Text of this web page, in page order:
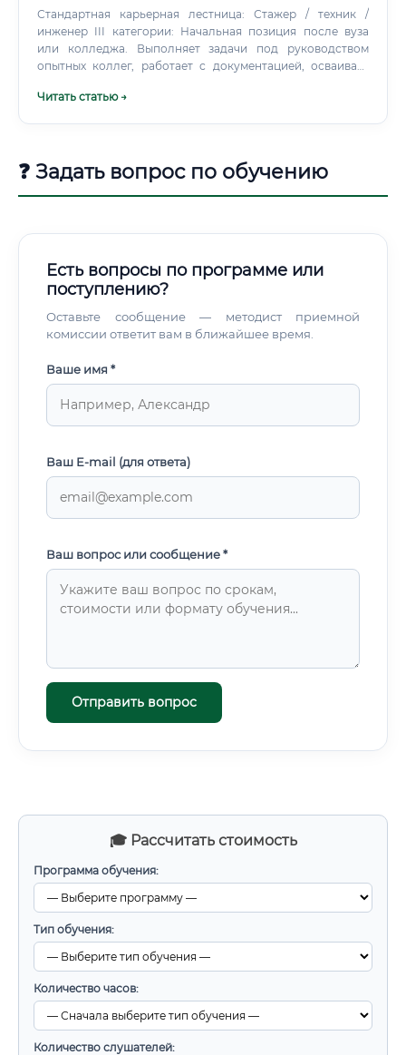
🎓 Рассчитать стоимость
Программа обучения:
Тип обучения:
Количество часов:
Количество слушателей:
Стандартная карьерная лестница: Стажер / техник /
инженер III категории: Начальная позиция после вуза
или колледжа. Выполняет задачи под руководством
опытных коллег, работает с документацией, осваивает
Читать статью →
❓ Задать вопрос по обучению
Есть вопросы по программе или
поступлению?
Оставьте сообщение — методист приемной
комиссии ответит вам в ближайшее время.
Ваше имя *
Ваш E-mail (для ответа)
Ваш вопрос или сообщение *
Отправить вопрос